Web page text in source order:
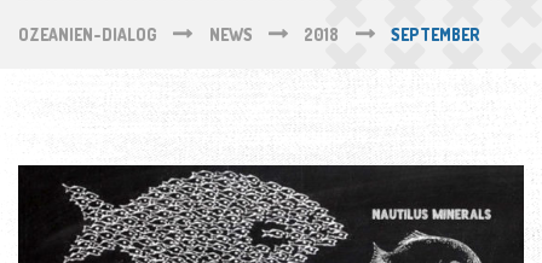
OZEANIEN-DIALOG NEWS 2018 SEPTEMBER